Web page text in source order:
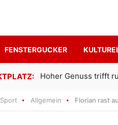
FENSTERGUCKER
Gemeinsam für den
Sport Allgemein Florian rast